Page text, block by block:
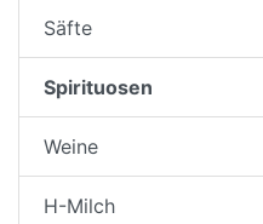
Säfte
Spirituosen
Weine
H-Milch